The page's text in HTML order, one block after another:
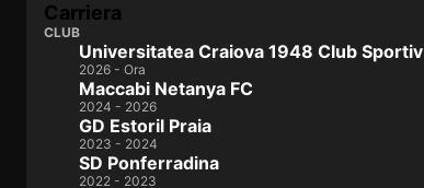
Carriera
CLUB
Universitatea Craiova 1948 Club Sportiv
2026 - Ora
Maccabi Netanya FC
2024 - 2026
GD Estoril Praia
2023 - 2024
SD Ponferradina
2022 - 2023